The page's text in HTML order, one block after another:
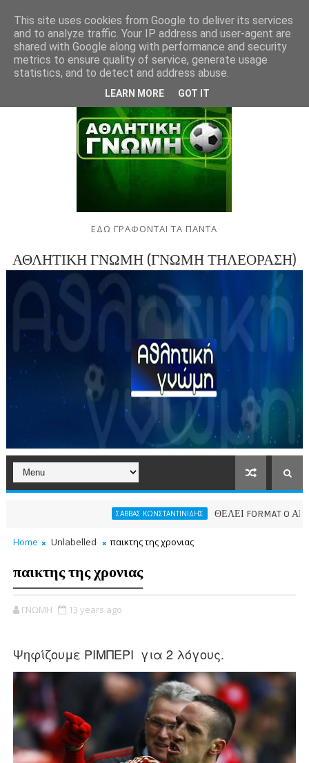
ΕΔΩ ΓΡΑΦΟΝΤΑΙ ΤΑ ΠΑΝΤΑ
ΑΘΛΗΤΙΚΗ ΓΝΩΜΗ (ΓΝΩΜΗ ΤΗΛΕΟΡΑΣΗ)
ΣΑΒΒΑΣ ΚΩΝΣΤΑΝΤΙΝΙΔΗΣ ΘΕΛΕΙ FORMAT O ΑΡΗΣ
Home Unlabelled παικτης της χρονιας
παικτης της χρονιας
ΓΝΩΜΗ 13 years ago
Ψηφίζουμε ΡΙΜΠΕΡΙ για 2 λόγους.
This site uses cookies from Google to deliver its services
and to analyze traffic. Your IP address and user-agent are
shared with Google along with performance and security
metrics to ensure quality of service, generate usage
statistics, and to detect and address abuse.
LEARN MORE GOT IT